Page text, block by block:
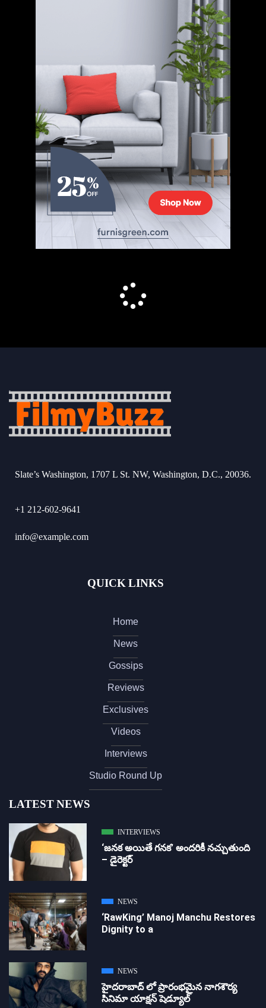
Slate’s Washington, 1707 L St. NW, Washington, D.C., 20036.
+1 212-602-9641
info@example.com
QUICK LINKS
Home
News
Gossips
Reviews
Exclusives
Videos
Interviews
Studio Round Up
LATEST NEWS
INTERVIEWS
‘జ‌న‌క అయితే గ‌న‌క‌’ అందరికీ నచ్చుతుంది
– డైరెక్ట‌ర్
NEWS
‘RawKing’ Manoj Manchu Restores
Dignity to a
NEWS
హైదరాబాద్ లో ప్రారంభమైన నాగశౌర్య
సినిమా యాక్షన్ షెడ్యూల్